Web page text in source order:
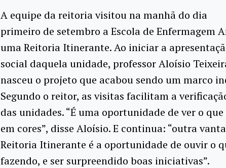
A equipe da reitoria visitou na manhã do dia
primeiro de setembro a Escola de Enfermagem
uma Reitoria Itinerante. Ao iniciar a
social daquela unidade, professor Aloísio
nasceu o projeto que acabou sendo um marco
Segundo o reitor, as visitas facilitam a
das unidades. “É uma oportunidade de ver o
em cores”, disse Aloísio. E continua: “outra
Reitoria Itinerante é a oportunidade de ouvir o
fazendo, e ser surpreendido boas iniciativas”.